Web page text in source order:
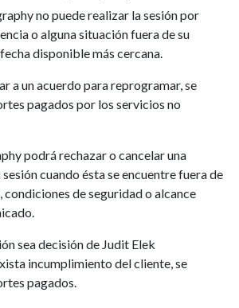
no puede realizar la sesión por
o alguna situación fuera de su
disponible más cercana.
a un acuerdo para reprogramar, se
pagados por los servicios no
podrá rechazar o cancelar una
cuando ésta se encuentre fuera de
condiciones de seguridad o alcance
sea decisión de Judit Elek
incumplimiento del cliente, se
pagados.